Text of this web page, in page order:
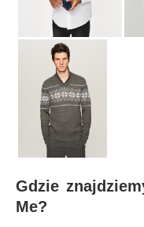
Gdzie
Me?